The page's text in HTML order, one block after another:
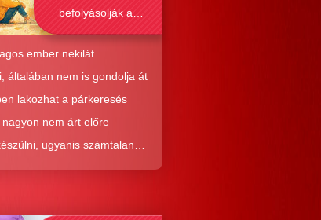
befolyásolják a
társkeresést is?
ember nekilát
általában nem is gondolja át
lakozhat a párkeresés
nem árt előre
ugyanis számtalan
megmenteni téged is az,
a párkapcsolatok